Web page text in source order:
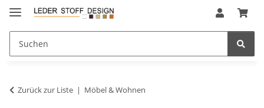
Zurück zur Liste Möbel & Wohnen